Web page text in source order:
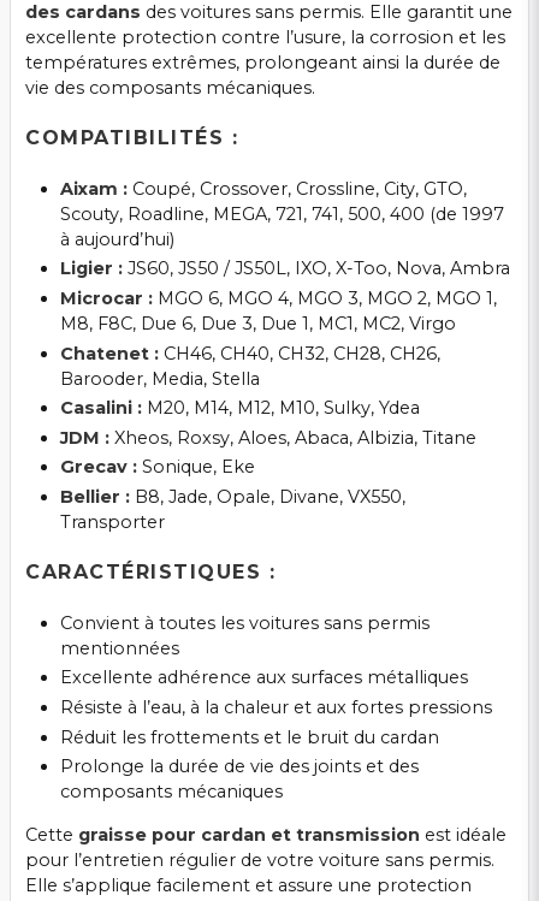
des cardans des voitures sans permis. Elle garantit une
excellente protection contre l’usure, la corrosion et les
températures extrêmes, prolongeant ainsi la durée de
vie des composants mécaniques.
COMPATIBILITÉS :
Aixam :Coupé, Crossover, Crossline, City, GTO,
Scouty, Roadline, MEGA, 721, 741, 500, 400 (de 1997
à aujourd’hui)
Ligier :JS60, JS50 / JS50L, IXO, X-Too, Nova, Ambra
Microcar :MGO 6, MGO 4, MGO 3, MGO 2, MGO 1,
M8, F8C, Due 6, Due 3, Due 1, MC1, MC2, Virgo
Chatenet :CH46, CH40, CH32, CH28, CH26,
Barooder, Media, Stella
Casalini :M20, M14, M12, M10, Sulky, Ydea
JDM :Xheos, Roxsy, Aloes, Abaca, Albizia, Titane
Grecav :Sonique, Eke
Bellier :B8, Jade, Opale, Divane, VX550,
Transporter
CARACTÉRISTIQUES :
Convient à toutes les voitures sans permis
mentionnées
Excellente adhérence aux surfaces métalliques
Résiste à l’eau, à la chaleur et aux fortes pressions
Réduit les frottements et le bruit du cardan
Prolonge la durée de vie des joints et des
composants mécaniques
Cette graisse pour cardan et transmission est idéale
pour l’entretien régulier de votre voiture sans permis.
Elle s’applique facilement et assure une protection